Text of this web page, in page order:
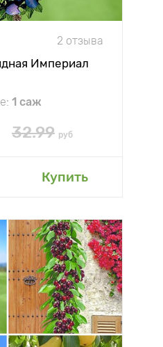
2 отзыва
Империал
1 саж
32.99 руб
Купить